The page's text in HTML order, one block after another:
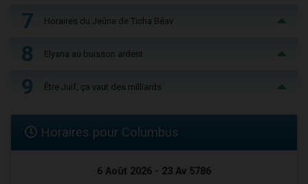
7 Horaires du Jeûne de Ticha Béav
8 Elyana au buisson ardent
9 Être Juif, ça vaut des milliards
Horaires pour Columbus
6 Août 2026 - 23 Av 5786